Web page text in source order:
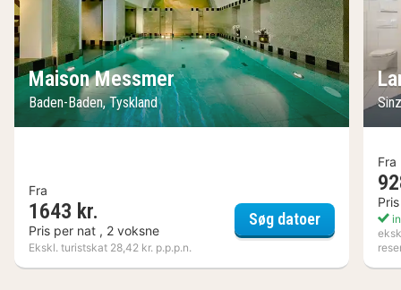
Maison Messmer
Baden-Baden, Tyskland
Fra
1643 kr.
Pris per nat , 2 voksne
Ekskl. turistskat 28,42 kr. p.p.p.n.
Søg datoerMaison
Fra